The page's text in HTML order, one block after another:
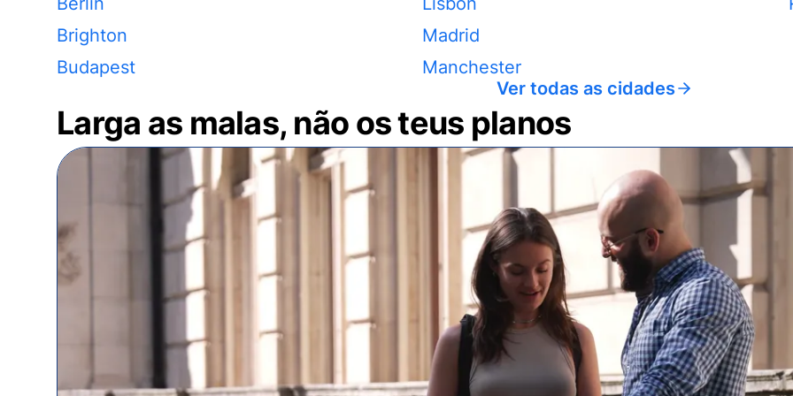
Brighton
Budapest
Madrid
Manchester
Ver todas as cidades
Larga as malas, não os teus planos